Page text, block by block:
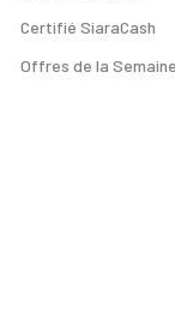
Certifié SiaraCash
Offres de la Semaine